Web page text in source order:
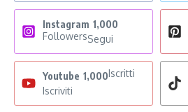
Instagram 1,000
FollowersSegui
Youtube 1,000Iscritti
Iscriviti